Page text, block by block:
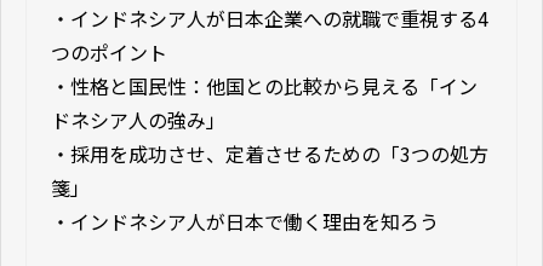
・ インドネシア人が日本企業への就職で重視する4
つのポイント
・ 性格と国民性：他国との比較から見える「イン
ドネシア人の強み」
・ 採用を成功させ、定着させるための「3つの処方
箋」
・ インドネシア人が日本で働く理由を知ろう